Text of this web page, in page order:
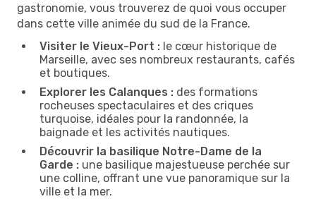
gastronomie, vous trouverez de quoi vous occuper
dans cette ville animée du sud de la France.
Visiter le Vieux-Port : le cœur historique de
Marseille, avec ses nombreux restaurants, cafés
et boutiques.
Explorer les Calanques : des formations
rocheuses spectaculaires et des criques
turquoise, idéales pour la randonnée, la
baignade et les activités nautiques.
Découvrir la basilique Notre-Dame de la
Garde : une basilique majestueuse perchée sur
une colline, offrant une vue panoramique sur la
ville et la mer.